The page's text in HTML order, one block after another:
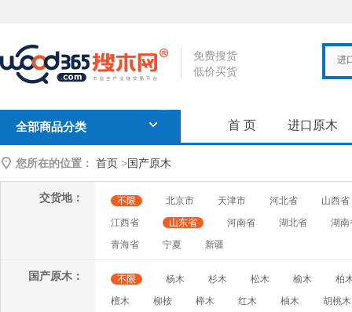
免费搜货
低价买货
进
全部商品分类 首 页 进口原木
您所在的位置： 首页 >国产原木
交货地： 不限 北京市 天津市 河北省
山西省
江西省
山东省 河南省 湖北省
湖南
青海省
宁夏 新疆
国产原木： 不限 杨木 杉木 松木 榆木
柏
檀木
柳桉 榉木 红木 柚木 胡桃木